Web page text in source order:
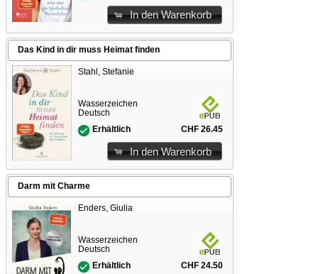
In den Warenkorb
Das Kind in dir muss Heimat finden
Stahl, Stefanie
Wasserzeichen
Deutsch
Erhältlich
CHF 26.45
In den Warenkorb
Darm mit Charme
Enders, Giulia
Wasserzeichen
Deutsch
Erhältlich
CHF 24.50